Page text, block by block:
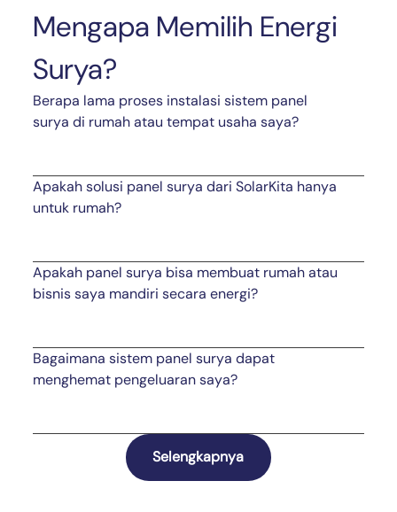
Mengapa Memilih Energi
Surya?
Berapa lama proses instalasi sistem panel
surya di rumah atau tempat usaha saya?
Apakah solusi panel surya dari SolarKita hanya
untuk rumah?
Apakah panel surya bisa membuat rumah atau
bisnis saya mandiri secara energi?
Bagaimana sistem panel surya dapat
menghemat pengeluaran saya?
Selengkapnya